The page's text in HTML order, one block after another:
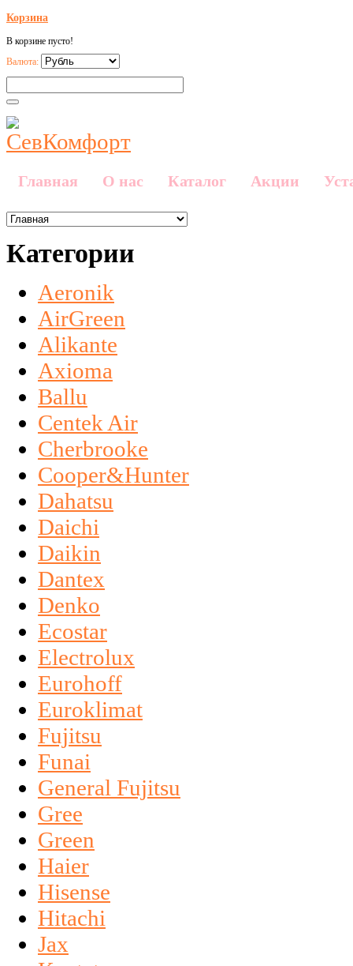
Корзина
В корзине пусто!
Валюта:
Главная О нас Каталог Акции
Категории
Aeronik
AirGreen
Alikante
Axioma
Ballu
Centek Air
Cherbrooke
Cooper&Hunter
Dahatsu
Daichi
Daikin
Dantex
Denko
Ecostar
Electrolux
Eurohoff
Euroklimat
Fujitsu
Funai
General Fujitsu
Gree
Green
Haier
Hisense
Hitachi
Jax